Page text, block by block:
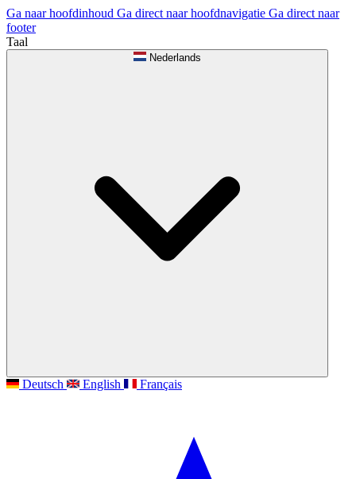
Ga naar hoofdinhoud Ga direct naar hoofdnavigatie Ga direct naar
footer
Taal
Nederlands
Deutsch English Français